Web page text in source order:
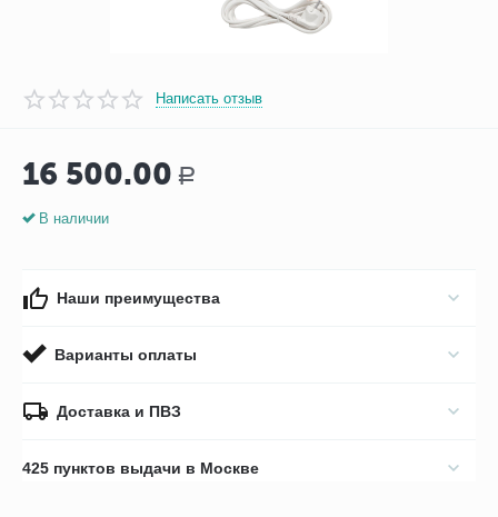
Написать отзыв
16 500.00 Р
В наличии
Наши преимущества
Варианты оплаты
Доставка и ПВЗ
425 пунктов выдачи в Москве